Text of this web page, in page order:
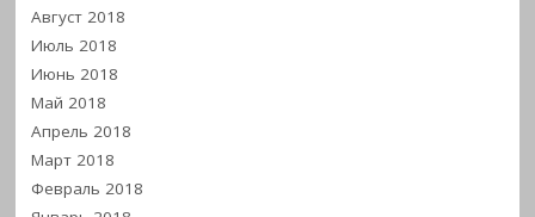
Август 2018
Июль 2018
Июнь 2018
Май 2018
Апрель 2018
Март 2018
Февраль 2018